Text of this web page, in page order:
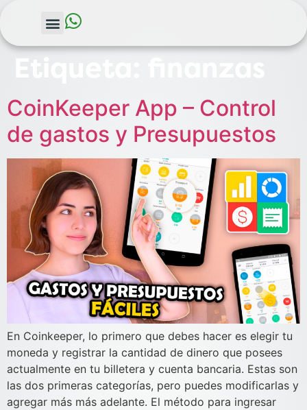
Etiqueta:
CoinKeeper App – Control
de gastos y Presupuestos
En Coinkeeper, lo primero que debes hacer es elegir tu
moneda y registrar la cantidad de dinero que posees
actualmente en tu billetera y cuenta bancaria. Estas son
las dos primeras categorías, pero puedes modificarlas y
agregar más más adelante. El método para ingresar